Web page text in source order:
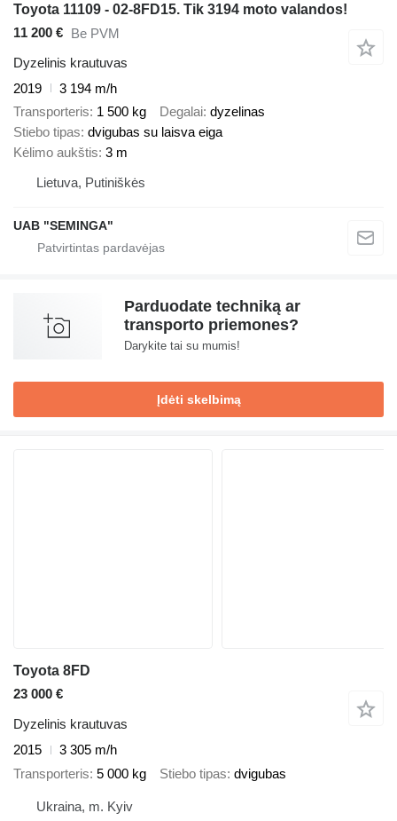
Toyota 11109 - 02-8FD15. Tik 3194 moto valandos!
11 200 € Be PVM
Dyzelinis krautuvas
2019
3 194 m/h
Transporteris 1 500 kg Degalai dyzelinas
Stiebo tipas dvigubas su laisva eiga
Kėlimo aukštis 3 m
Lietuva, Putiniškės
UAB "SEMINGA"
Parduodate techniką ar
transporto priemones?
Darykite tai su mumis!
Įdėti skelbimą
Toyota 8FD
23 000 €
Dyzelinis krautuvas
2015
3 305 m/h
Transporteris 5 000 kg Stiebo tipas dvigubas
Ukraina, m. Kyiv